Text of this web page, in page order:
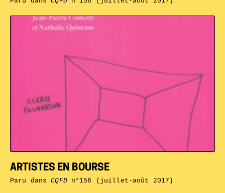
ARTISTES EN BOURSE
Paru dansCQFDn°156 (juillet-août 2017)